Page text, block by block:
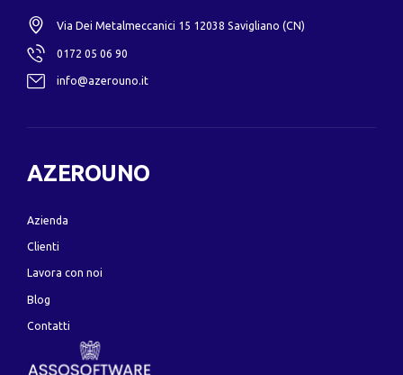
Via Dei Metalmeccanici 15 12038 Savigliano (CN)
0172 05 06 90
info@azerouno.it
AZEROUNO
Azienda
Clienti
Lavora con noi
Blog
Contatti